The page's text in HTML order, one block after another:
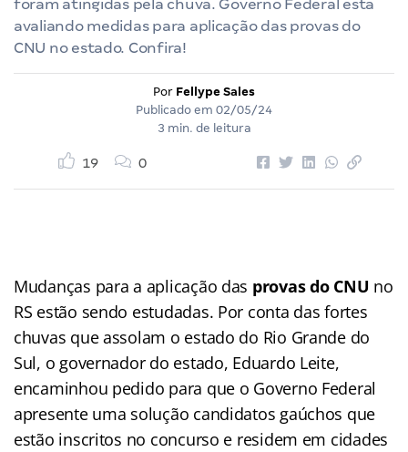
foram atingidas pela chuva. Governo Federal está
avaliando medidas para aplicação das provas do
CNU no estado. Confira!
Por Fellype Sales
Publicado em 02/05/24
3 min. de leitura
19 0
Mudanças para a aplicação das provas do CNU no
RS estão sendo estudadas. Por conta das fortes
chuvas que assolam o estado do Rio Grande do
Sul, o governador do estado, Eduardo Leite,
encaminhou pedido para que o Governo Federal
apresente uma solução candidatos gaúchos que
estão inscritos no concurso e residem em cidades